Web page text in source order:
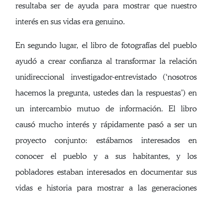
resultaba ser de ayuda para mostrar que nuestro
interés en sus vidas era genuino.
En segundo lugar, el libro de fotografías del pueblo
ayudó a crear confianza al transformar la relación
unidireccional investigador-entrevistado (‘nosotros
hacemos la pregunta, ustedes dan la respuestas’) en
un intercambio mutuo de información. El libro
causó mucho interés y rápidamente pasó a ser un
proyecto conjunto: estábamos interesados en
conocer el pueblo y a sus habitantes, y los
pobladores estaban interesados en documentar sus
vidas e historia para mostrar a las generaciones